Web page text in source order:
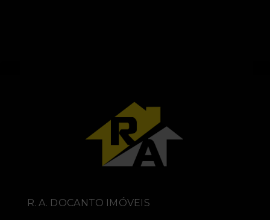
R. A. DOCANTO IMÓVEIS